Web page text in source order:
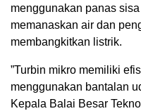
menggunakan panas
memanaskan air dan
membangkitkan listrik.
”Turbin mikro memiliki
menggunakan bantalan
Kepala Balai Besar